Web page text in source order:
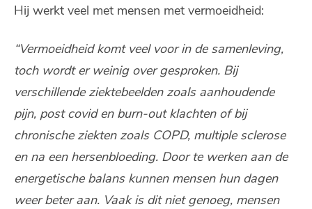
Hij werkt veel met mensen met vermoeidheid:
“Vermoeidheid komt veel voor in de samenleving,
toch wordt er weinig over gesproken. Bij
verschillende ziektebeelden zoals aanhoudende
pijn, post covid en burn-out klachten of bij
chronische ziekten zoals COPD, multiple sclerose
en na een hersenbloeding. Door te werken aan de
energetische balans kunnen mensen hun dagen
weer beter aan. Vaak is dit niet genoeg, mensen